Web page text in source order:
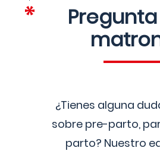
¿Tienes alguna
sobre pre-parto,
parto? Nuestro